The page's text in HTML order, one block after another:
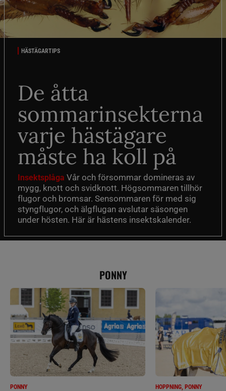
HÄSTÄGARTIPS
De åtta
sommarinsekterna
varje hästägare
måste ha koll på
Insektsplåga Vår och försommar domineras av
mygg, knott och svidknott. Högsommaren tillhör
flugor och bromsar. Sensommaren för med sig
styngflugor, och älgflugan avslutar säsongen
under hösten. Här är hästens insektskalender.
PONNY
PONNY HOPPNING, PONNY